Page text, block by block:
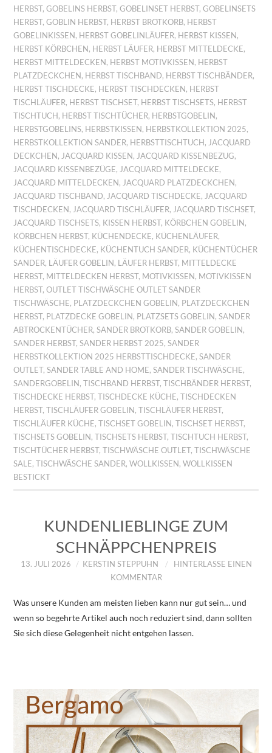
HERBST,GOBELINS HERBST,GOBELINSET HERBST,GOBELINSETS
HERBST,GOBLIN HERBST, HERBST BROTKORB, HERBST
GOBELINKISSEN , HERBST GOBELINLÄUFER, HERBST KISSEN ,
HERBST KÖRBCHEN , HERBST LÄUFER, HERBST MITTELDECKE,
HERBST MITTELDECKEN , HERBST MOTIVKISSEN , HERBST
PLATZDECKCHEN , HERBST TISCHBAND, HERBST TISCHBÄNDER,
HERBST TISCHDECKE, HERBST TISCHDECKEN , HERBST
TISCHLÄUFER, HERBST TISCHSET, HERBST TISCHSETS, HERBST
TISCHTUCH , HERBST TISCHTÜCHER, HERBSTGOBELIN ,
HERBSTGOBELINS, HERBSTKISSEN , HERBSTKOLLEKTION 2025,
HERBSTKOLLEKTION SANDER, HERBSTTISCHTUCH , JACQUARD
DECKCHEN , JACQUARD KISSEN , JACQUARD KISSENBEZUG,
JACQUARD KISSENBEZÜGE, JACQUARD MITTELDECKE,
JACQUARD MITTELDECKEN , JACQUARD PLATZDECKCHEN ,
JACQUARD TISCHBAND, JACQUARD TISCHDECKE, JACQUARD
TISCHDECKEN , JACQUARD TISCHLÄUFER, JACQUARD TISCHSET,
JACQUARD TISCHSETS, KISSEN HERBST, KÖRBCHEN GOBELIN ,
KÖRBCHEN HERBST, KÜCHENDECKE, KÜCHENLÄUFER,
KÜCHENTISCHDECKE, KÜCHENTUCH SANDER, KÜCHENTÜCHER
SANDER, LÄUFER GOBELIN , LÄUFER HERBST, MITTELDECKE
HERBST, MITTELDECKEN HERBST, MOTIVKISSEN , MOTIVKISSEN
HERBST,OUTLET TISCHWÄSCHE OUTLET SANDER
TISCHWÄSCHE, PLATZDECKCHEN GOBELIN , PLATZDECKCHEN
HERBST, PLATZDECKE GOBELIN , PLATZSETS GOBELIN ,SANDER
ABTROCKENTÜCHER,SANDER BROTKORB,SANDER GOBELIN ,
SANDER HERBST,SANDER HERBST 2025,SANDER
HERBSTKOLLEKTION 2025 HERBSTTISCHDECKE,SANDER
OUTLET,SANDER TABLE AND HOME,SANDER TISCHWÄSCHE,
SANDERGOBELIN ,TISCHBAND HERBST,TISCHBÄNDER HERBST,
TISCHDECKE HERBST,TISCHDECKE KÜCHE,TISCHDECKEN
HERBST,TISCHLÄUFER GOBELIN ,TISCHLÄUFER HERBST,
TISCHLÄUFER KÜCHE,TISCHSET GOBELIN ,TISCHSET HERBST,
TISCHSETS GOBELIN ,TISCHSETS HERBST,TISCHTUCH HERBST,
TISCHTÜCHER HERBST,TISCHWÄSCHE OUTLET,TISCHWÄSCHE
SALE,TISCHWÄSCHE SANDER,WOLLKISSEN ,WOLLKISSEN
BESTICKT
KUNDENLIEBLINGE ZUM
SCHNÄPPCHENPREIS
13. JULI 2026 KERSTIN STEPPUHN
HINTERLASSE EINEN
KOMMENTAR
Was unsere Kunden am meisten lieben kann nur gut sein… und
wenn so begehrte Artikel auch noch reduziert sind, dann sollten
Sie sich diese Gelegenheit nicht entgehen lassen.